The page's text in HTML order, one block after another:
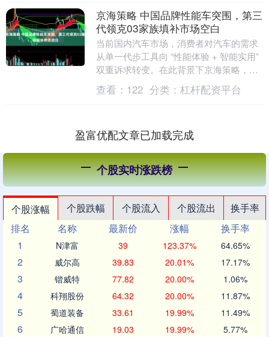
京海策略 中国品牌性能车突围，第三
代领克03家族填补市场空白
当前国内汽车市场，消费者对汽车的需求
从单一代步工具向 “性能体验 + 智能实用”
双重诉求转变。在此背景下京海策略，海
外品牌长期主导的性能车细分市场，既存
在进口....
查看： 122 分类： 杠杆配资平台
盈富优配文章已加载完成
个股实时涨跌榜
个股涨幅 个股跌幅 个股流入 个股流出
换手率
排名
名称 最新价 涨幅
换手率
1
N津富 39 123.37% 64.65%
2 威尔高 39.83 20.01% 17.17%
3 锴威特 77.82 20.00% 1.06%
4 科翔股份 64.32 20.00% 11.87%
5 蜀道装备 33.61 19.99% 11.49%
6 广哈通信 19.03 19.99% 5.77%